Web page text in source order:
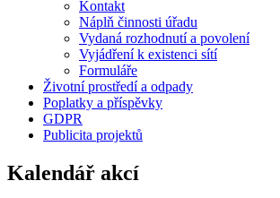
Kontakt
Náplň činnosti úřadu
Vydaná rozhodnutí a povolení
Vyjádření k existenci sítí
Formuláře
Životní prostředí a odpady
Poplatky a příspěvky
GDPR
Publicita projektů
Kalendář akcí